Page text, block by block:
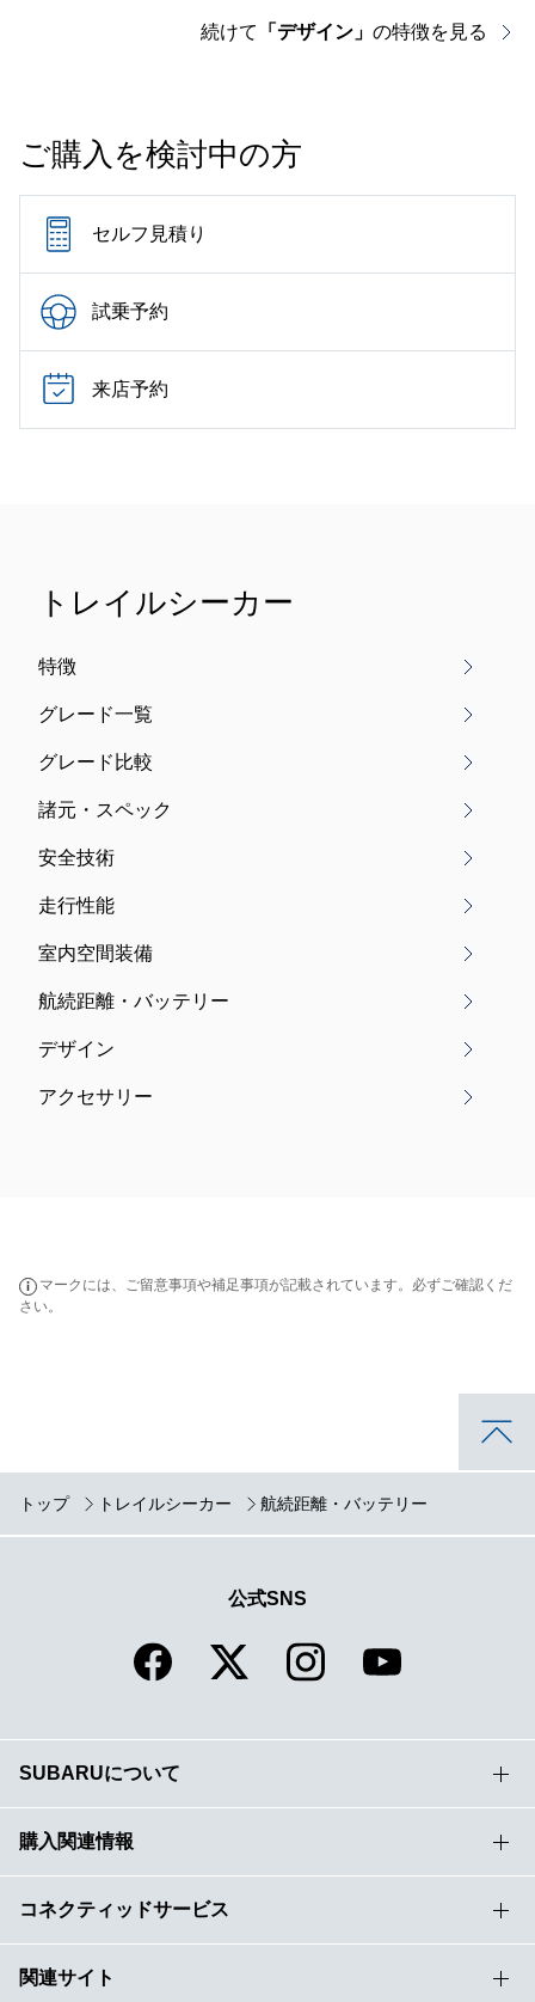
続けて 「デザイン」 の特徴を見る
ご購入を検討中の方
セルフ見積り
試乗予約
来店予約
トレイルシーカー
特徴
グレード一覧
グレード比較
諸元・スペック
安全技術
走行性能
室内空間装備
航続距離・バッテリー
デザイン
アクセサリー
マークには、ご留意事項や補足事項が記載されています。必ずご確認くだ
さい。
トップ トレイルシーカー 航続距離・バッテリー
公式SNS
SUBARUについて
購入関連情報
コネクティッドサービス
関連サイト